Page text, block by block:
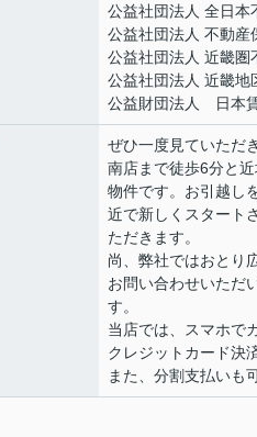
公益社団法人 全日本
公益社団法人 不動産
公益社団法人 近畿圏
公益社団法人 近畿地
公益財団法人 日本
ぜひ一度見ていただ
南店まで徒歩6分と
物件です。お引越し
近で新しくスタート
ただきます。
尚、弊社ではおとり
お問い合わせいただ
す。
当店では、スマホで
クレジットカード決
また、分割支払いも